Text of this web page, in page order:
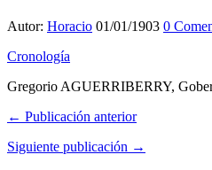
Autor: Horacio 01/01/1903 0
Cronología
Gregorio AGUERRIBERRY,
← Publicación anterior
Siguiente publicación →